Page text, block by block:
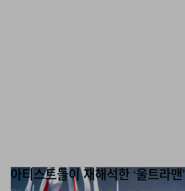
Stickymonger, Jean Jullien 등 아티스트
울트라맨에서 영감받아 선보이는 작품들.